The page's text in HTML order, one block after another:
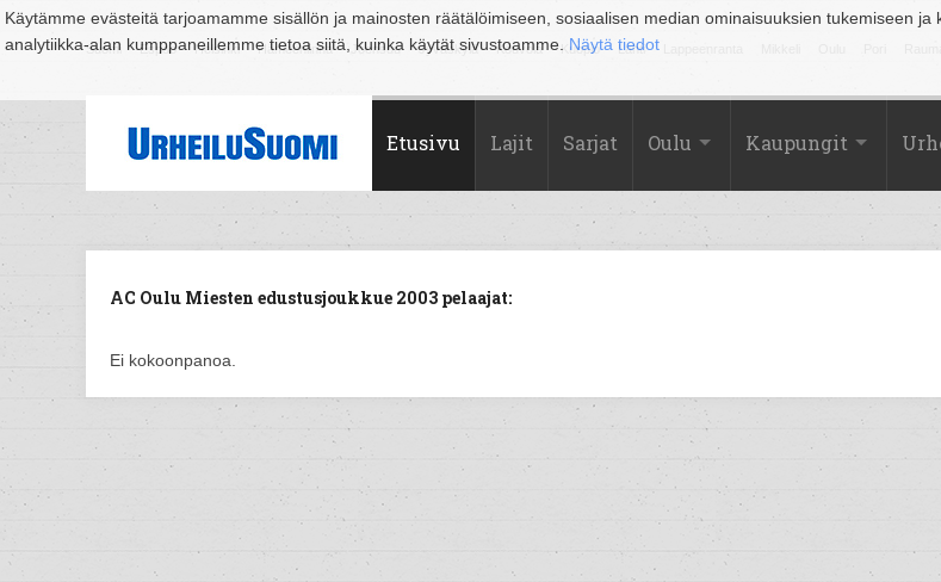
Käytämme evästeitä tarjoamamme sisällön ja mainosten räätälöimiseen, sosiaalisen median ominaisuuksien tukemiseen
analytiikka-alan kumppaneillemme tietoa siitä, kuinka käytät sivustoamme. Näytä tiedot
Suomi Espoo Helsinki Hämeenlinna Joensuu Jyväskylä Kouvola Kuopio Lahti
Etusivu Lajit Sarjat Oulu Kaupungit
AC Oulu Miesten edustusjoukkue 2003 pelaajat:
Ei kokoonpanoa.